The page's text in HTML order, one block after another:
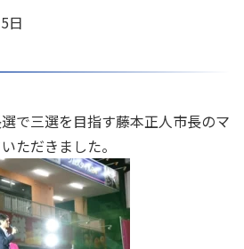
日
で三選を目指す藤本正人市長のマ
ただきました。